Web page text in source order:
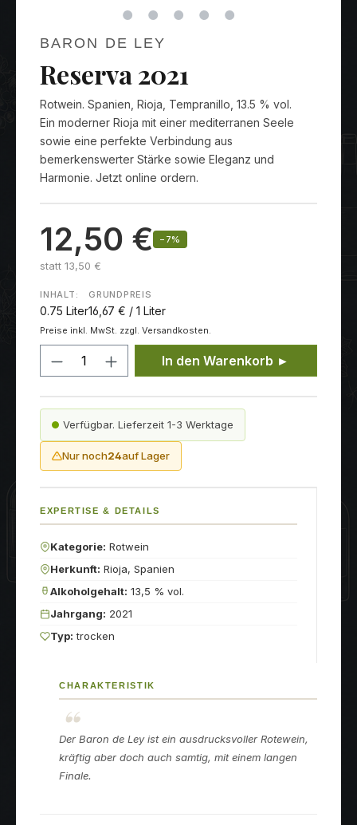
BARON DE LEY
Reserva 2021
Rotwein. Spanien, Rioja, Tempranillo, 13.5 % vol.
Ein moderner Rioja mit einer mediterranen Seele
sowie eine perfekte Verbindung aus
bemerkenswerter Stärke sowie Eleganz und
Harmonie. Jetzt online ordern.
12,50 € −7%
statt 13,50 €
INHALT:
0.75 Liter
GRUNDPREIS
16,67 € / 1 Liter
Preise inkl. MwSt. zzgl. Versandkosten.
Produkt Anzahl: Gib den
In den Warenkorb ►
Verfügbar. Lieferzeit 1-3 Werktage
Nur noch24auf Lager
EXPERTISE & DETAILS
Kategorie: Rotwein
Herkunft: Rioja, Spanien
Alkoholgehalt: 13,5 % vol.
Jahrgang: 2021
Typ: trocken
CHARAKTERISTIK
Der Baron de Ley ist ein ausdrucksvoller Rotewein,
kräftig aber doch auch samtig, mit einem langen
Finale.